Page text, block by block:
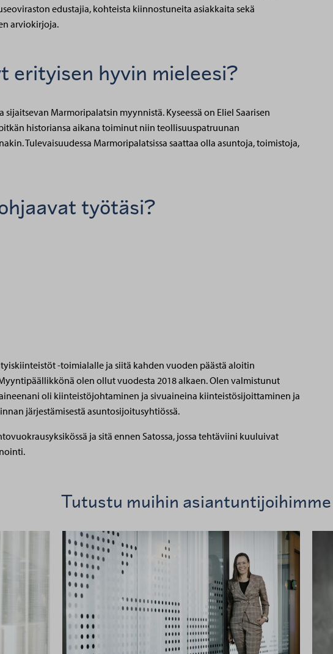
edustajia, kohteista kiinnostuneita asiakkaita sekä
arviokirjoja.
erityisen hyvin mieleesi?
Marmoripalatsin myynnistä. Kyseessä on Eliel Saarisen
historiansa aikana toiminut niin teollisuuspatruunan
Tulevaisuudessa Marmoripalatsissa saattaa olla asuntoja, toimistoja,
työtäsi?
-toimialalle ja siitä kahden vuoden päästä aloitin
olen ollut vuodesta 2018 alkaen. Olen valmistunut
oli kiinteistöjohtaminen ja sivuaineina kiinteistösijoittaminen ja
järjestämisestä asuntosijoitusyhtiössä.
ja sitä ennen Satossa, jossa tehtäviini kuuluivat
Tutustu muihin asiantuntijoihimme